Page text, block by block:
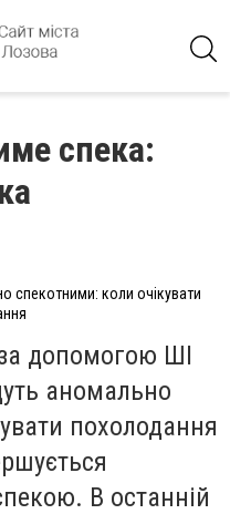
спека:
спекотними: коли очікувати
допомогою ШІ
аномально
похолодання
В останній